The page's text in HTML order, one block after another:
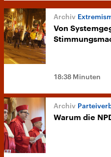
Von
18:38 Minuten
Warum die